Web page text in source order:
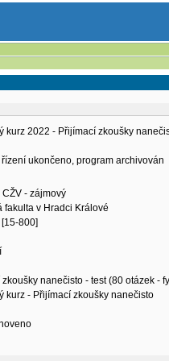
kurz 2022 - Přijímací zkoušky
ukončeno, program archivován
CŽV - zájmový
fakulta v Hradci Králové
800]
zkoušky nanečisto - test (80 otázek -
kurz - Přijímací zkoušky nanečisto